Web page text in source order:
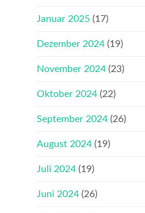
Januar 2025 (17)
Dezember 2024 (19)
November 2024 (23)
Oktober 2024 (22)
September 2024 (26)
August 2024 (19)
Juli 2024 (19)
Juni 2024 (26)